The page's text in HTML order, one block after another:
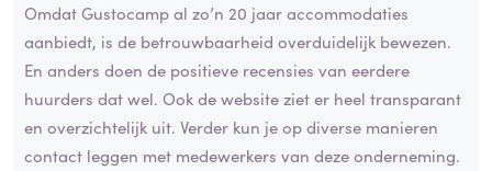
Omdat Gustocamp al zo’n 20 jaar accommodaties
aanbiedt, is de betrouwbaarheid overduidelijk bewezen.
En anders doen de positieve recensies van eerdere
huurders dat wel. Ook de website ziet er heel transparant
en overzichtelijk uit. Verder kun je op diverse manieren
contact leggen met medewerkers van deze onderneming.